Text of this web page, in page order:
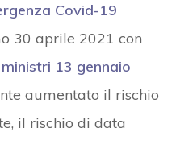
Covid-19
30 aprile 2021 con
13 gennaio
aumentato il rischio
il rischio di data